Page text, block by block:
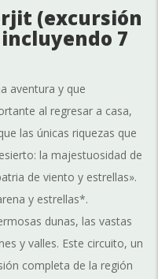
(excursión
7
aventura y que
al regresar a casa,
las únicas riquezas que
la majestuosidad de
de viento y estrellas».
y estrellas*.
dunas, las vastas
y valles. Este circuito, un
completa de la región